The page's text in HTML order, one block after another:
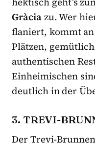
Gràciazu. Wer
flaniert, kommt
Plätzen,
authentischen
Einheimischen
deutlich in der
3. TREVI-
Der Trevi-